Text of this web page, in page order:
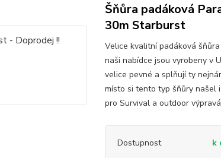
Šňůra padáková
30m Starburst
Velice kvalitní padáková
naši nabídce jsou vyrobeny v
velice pevné a splňují ty
místo si tento typ šňůry našel
pro Survival a outdoor
Dostupnost
k